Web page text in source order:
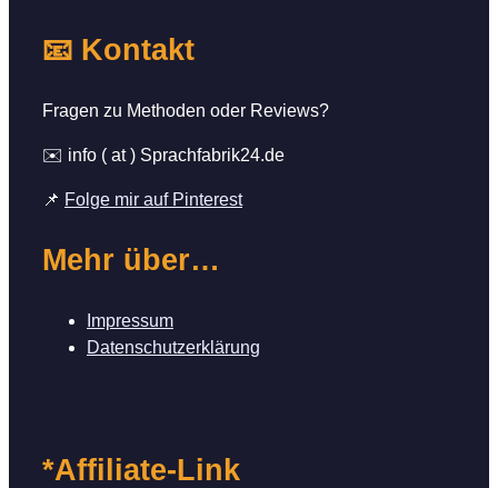
📧 Kontakt
Fragen zu Methoden oder Reviews?
✉️ info ( at ) Sprachfabrik24.de
📌 Folge mir auf Pinterest
Mehr über…
Impressum
Datenschutzerklärung
*Affiliate-Link